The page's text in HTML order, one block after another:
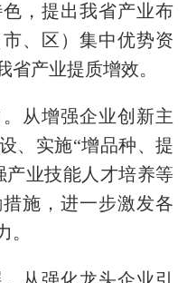
，提出我省产业布
、区）集中优势资
省产业提质增效。
从增强企业创新主
、实施“增品种、提
产业技能人才培养等
施，进一步激发各
。